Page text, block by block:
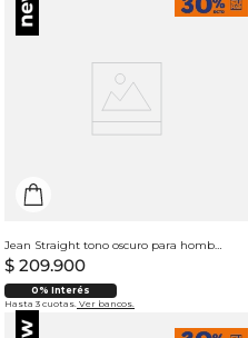
Jean Straight tono oscuro para hombre
$ 209.900
0% Interés
Hasta 3 cuotas. Ver bancos.